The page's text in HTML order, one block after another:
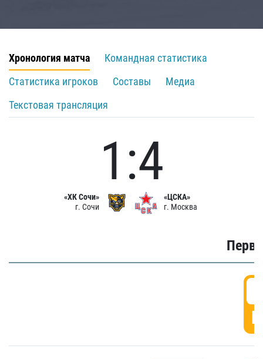
Хронология матча
Командная статистика
Статистика игроков
Составы
Медиа
Текстовая трансляция
«ХК Сочи»
г. Сочи
1:4
«ЦСКА»
г. Москва